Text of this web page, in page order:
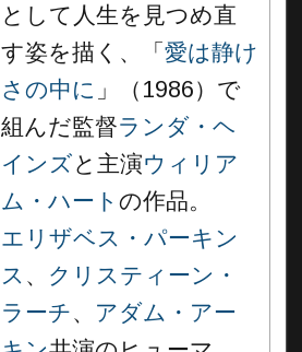
として人生を見つめ直
す姿を描く、「 愛は静け
さの中に 」（1986）で
組んだ監督ランダ・ヘ
インズと主演ウィリア
ム・ハート の作品。
エリザベス・パーキン
ス 、 クリスティーン・
ラーチ、 アダム・アー